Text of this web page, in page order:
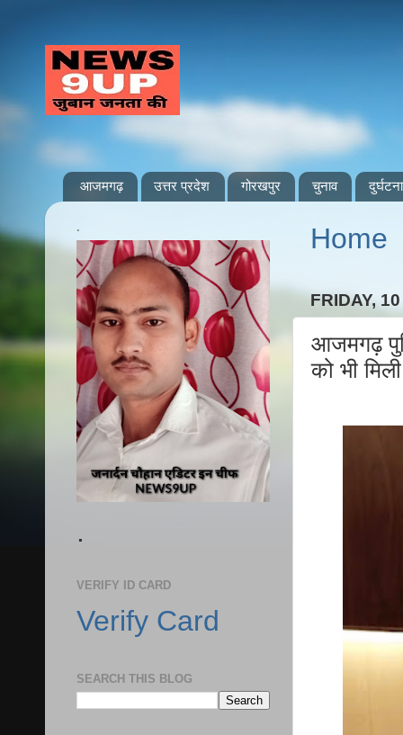
आजमगढ़ उत्तर प्रदेश गोरखपुर चुनाव दुर्घटना
Home
FRIDAY,
आजमगढ़
को भी
.
.
VERIFY ID CARD
Verify Card
SEARCH THIS BLOG